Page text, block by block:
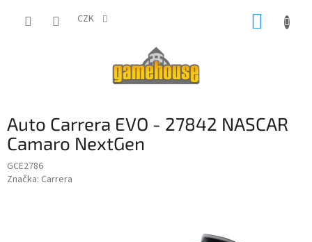
CZK
Auto Carrera EVO - 27842 NASCAR
Camaro NextGen
GCE2786
Značka: Carrera